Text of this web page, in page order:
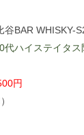
BAR WHISKY-
ハイステイタ
円